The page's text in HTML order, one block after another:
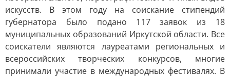
искусств. В этом году на соискание стипендий
губернатора было подано 117 заявок из 18
муниципальных образований Иркутской области. Все
соискатели являются лауреатами региональных и
всероссийских творческих конкурсов, многие
принимали участие в международных фестивалях. В